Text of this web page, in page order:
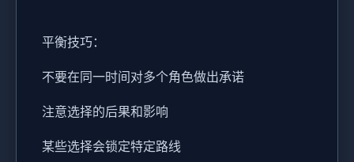
平衡技巧：
不要在同一时间对多个角色做出承诺
注意选择的后果和影响
某些选择会锁定特定路线